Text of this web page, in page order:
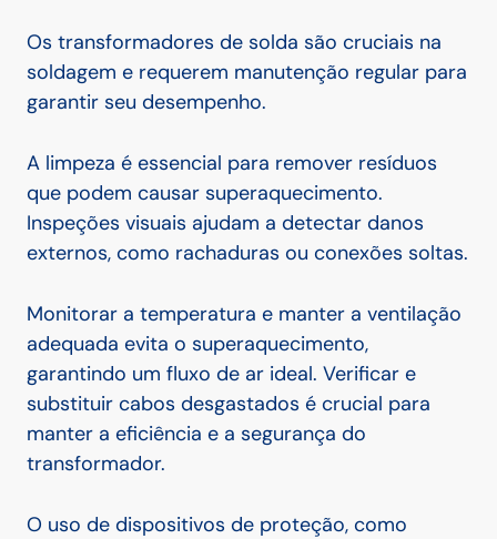
Os transformadores de solda são cruciais na
soldagem e requerem manutenção regular para
garantir seu desempenho.
A limpeza é essencial para remover resíduos
que podem causar superaquecimento.
Inspeções visuais ajudam a detectar danos
externos, como rachaduras ou conexões soltas.
Monitorar a temperatura e manter a ventilação
adequada evita o superaquecimento,
garantindo um fluxo de ar ideal. Verificar e
substituir cabos desgastados é crucial para
manter a eficiência e a segurança do
transformador.
O uso de dispositivos de proteção, como